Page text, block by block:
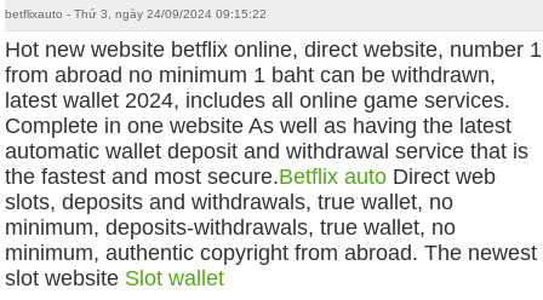
betflixauto - Thứ 3, ngày 24/09/2024 09:15:22
Hot new website betflix online, direct website, number 1
from abroad no minimum 1 baht can be withdrawn,
latest wallet 2024, includes all online game services.
Complete in one website As well as having the latest
automatic wallet deposit and withdrawal service that is
the fastest and most secure.Betflix auto Direct web
slots, deposits and withdrawals, true wallet, no
minimum, deposits-withdrawals, true wallet, no
minimum, authentic copyright from abroad. The newest
slot website Slot wallet